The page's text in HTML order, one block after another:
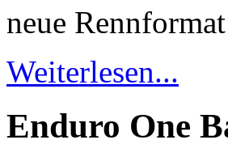
neue
Weiterlesen...
Enduro One